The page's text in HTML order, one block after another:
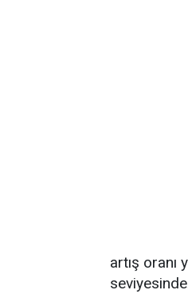
artış oranı